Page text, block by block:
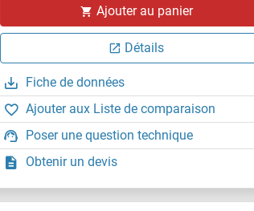
IHC (p)
Ajouter au panier
Détails
Fiche de données
Ajouter aux Liste de comparaison
Poser une question technique
Obtenir un devis